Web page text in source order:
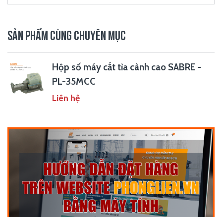
SẢN PHẨM CÙNG CHUYÊN MỤC
Hộp số máy cắt tỉa cành cao SABRE -
PL-35MCC
Liên hệ